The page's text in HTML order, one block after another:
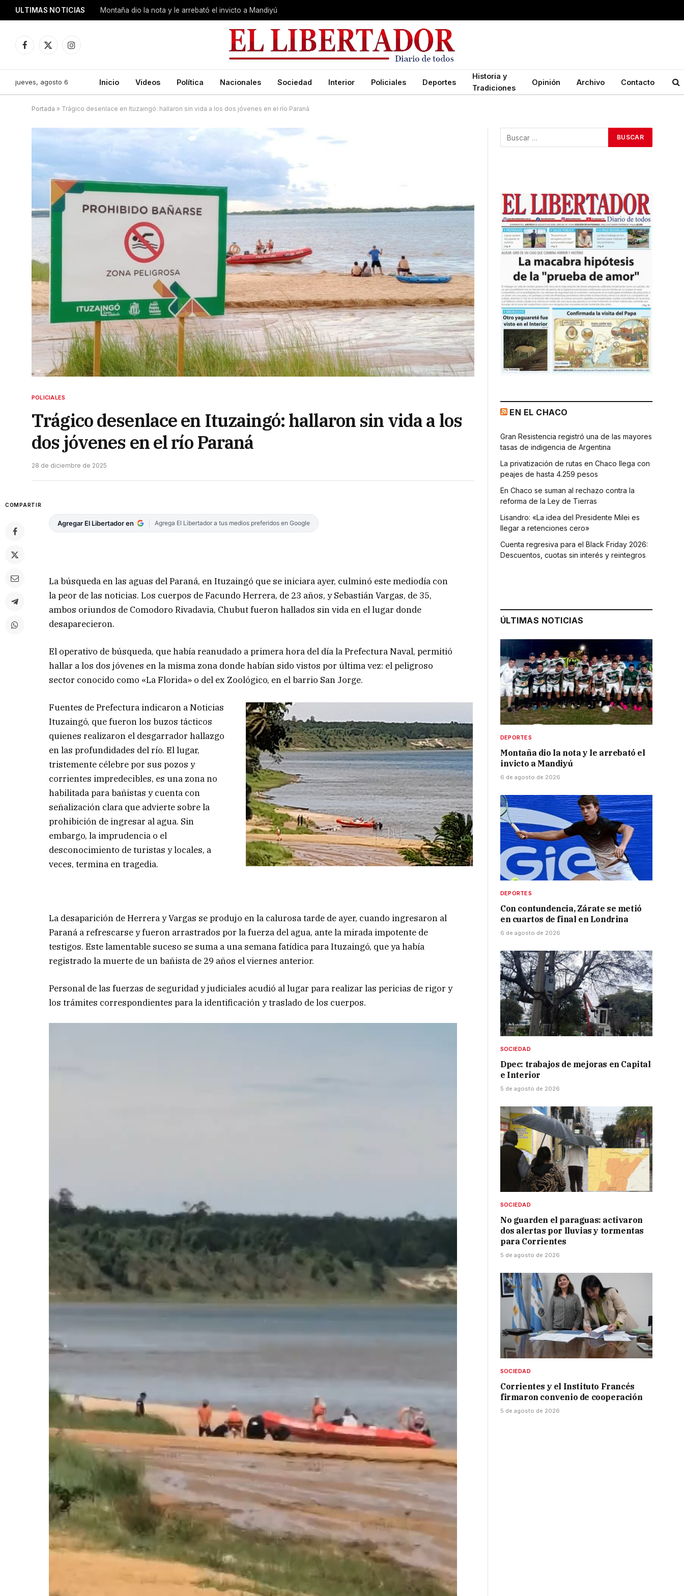
ULTIMAS NOTICIAS Montaña dio la nota y le arrebató el invicto a Mandiyú
Facebook
X
Instagram
jueves, agosto 6 Inicio Videos Política Nacionales Sociedad Interior Policiales Deportes
Historia y
Tradiciones
Opinión Archivo Contacto
Portada » Trágico desenlace en Ituzaingó: hallaron sin vida a los dos jóvenes en el río Paraná
POLICIALES
Trágico desenlace en Ituzaingó: hallaron sin vida a los
dos jóvenes en el río Paraná
28 de diciembre de 2025
COMPARTIR
Agregar El Libertador en Agrega El Libertador a tus medios preferidos en Google
La búsqueda en las aguas del Paraná, en Ituzaingó que se iniciara ayer, culminó este mediodía con
la peor de las noticias. Los cuerpos de Facundo Herrera, de 23 años, y Sebastián Vargas, de 35,
ambos oriundos de Comodoro Rivadavia, Chubut fueron hallados sin vida en el lugar donde
desaparecieron.
El operativo de búsqueda, que había reanudado a primera hora del día la Prefectura Naval, permitió
hallar a los dos jóvenes en la misma zona donde habían sido vistos por última vez: el peligroso
sector conocido como «La Florida» o del ex Zoológico, en el barrio San Jorge.
Fuentes de Prefectura indicaron a Noticias
Ituzaingó, que fueron los buzos tácticos
quienes realizaron el desgarrador hallazgo
en las profundidades del río. El lugar,
tristemente célebre por sus pozos y
corrientes impredecibles, es una zona no
habilitada para bañistas y cuenta con
señalización clara que advierte sobre la
prohibición de ingresar al agua. Sin
embargo, la imprudencia o el
desconocimiento de turistas y locales, a
veces, termina en tragedia.
La desaparición de Herrera y Vargas se produjo en la calurosa tarde de ayer, cuando ingresaron al
Paraná a refrescarse y fueron arrastrados por la fuerza del agua, ante la mirada impotente de
testigos. Este lamentable suceso se suma a una semana fatídica para Ituzaingó, que ya había
registrado la muerte de un bañista de 29 años el viernes anterior.
Personal de las fuerzas de seguridad y judiciales acudió al lugar para realizar las pericias de rigor y
los trámites correspondientes para la identificación y traslado de los cuerpos.
EN EL CHACO
Gran Resistencia registró una de las mayores
tasas de indigencia de Argentina
La privatización de rutas en Chaco llega con
peajes de hasta 4.259 pesos
En Chaco se suman al rechazo contra la
reforma de la Ley de Tierras
Lisandro: «La idea del Presidente Milei es
llegar a retenciones cero»
Cuenta regresiva para el Black Friday 2026:
Descuentos, cuotas sin interés y reintegros
ÚLTIMAS NOTICIAS
DEPORTES
Montaña dio la nota y le arrebató el
invicto a Mandiyú
6 de agosto de 2026
DEPORTES
Con contundencia, Zárate se metió
en cuartos de final en Londrina
6 de agosto de 2026
SOCIEDAD
Dpec: trabajos de mejoras en Capital
e Interior
5 de agosto de 2026
SOCIEDAD
No guarden el paraguas: activaron
dos alertas por lluvias y tormentas
para Corrientes
5 de agosto de 2026
SOCIEDAD
Corrientes y el Instituto Francés
firmaron convenio de cooperación
5 de agosto de 2026